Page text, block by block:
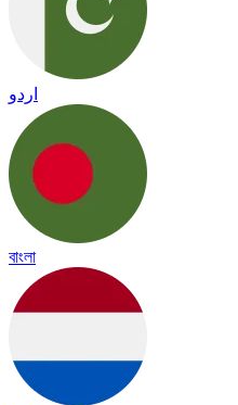
اردو
বাংলা